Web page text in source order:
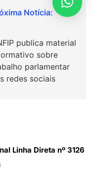
publica material
sobre
parlamentar
redes sociais
Linha Direta nº 3126